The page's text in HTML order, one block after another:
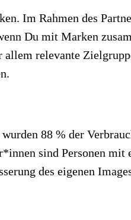
Im Rahmen des
Du mit Marken
relevante
wurden 88 % der
sind Personen mit
des eigenen